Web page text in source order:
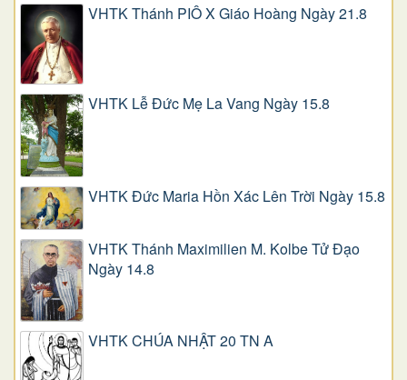
VHTK Thánh PIÔ X Giáo Hoàng Ngày 21.8
VHTK Lễ Đức Mẹ La Vang Ngày 15.8
VHTK Đức Maria Hồn Xác Lên Trời Ngày 15.8
VHTK Thánh Maximilien M. Kolbe Tử Đạo
Ngày 14.8
VHTK CHÚA NHẬT 20 TN A